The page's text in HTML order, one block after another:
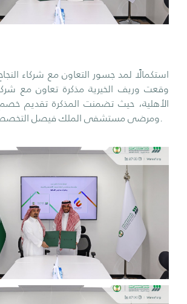
استكمالًا لمد جسور التعاون مع شركاء
وقعت وريف الخيرية مذكرة تعاون مع
الأهلية، حيث تضمنت المذكرة تقديم
ومرضى مستشفى الملك فيصل التخصصي ومركز الأبحاث.